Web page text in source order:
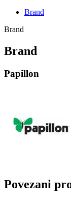
Brand
Brand
Brand
Papillon
Povezani